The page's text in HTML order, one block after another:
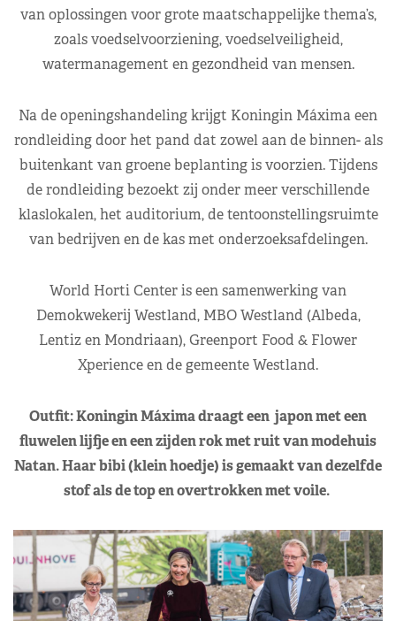
van oplossingen voor grote maatschappelijke thema’s,
zoals voedselvoorziening, voedselveiligheid,
watermanagement en gezondheid van mensen.
Na de openingshandeling krijgt Koningin Máxima een
rondleiding door het pand dat zowel aan de binnen- als
buitenkant van groene beplanting is voorzien. Tijdens
de rondleiding bezoekt zij onder meer verschillende
klaslokalen, het auditorium, de tentoonstellingsruimte
van bedrijven en de kas met onderzoeksafdelingen.
World Horti Center is een samenwerking van
Demokwekerij Westland, MBO Westland (Albeda,
Lentiz en Mondriaan), Greenport Food & Flower
Xperience en de gemeente Westland.
Outfit: Koningin Máxima draagt een japon met een
fluwelen lijfje en een zijden rok met ruit van modehuis
Natan. Haar bibi (klein hoedje) is gemaakt van dezelfde
stof als de top en overtrokken met voile.